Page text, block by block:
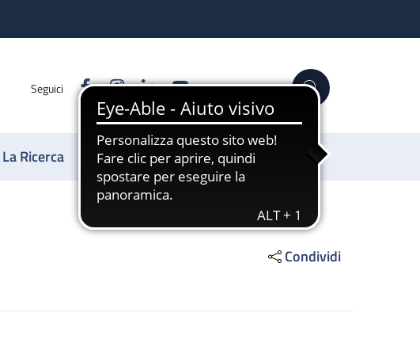
Seguici FacebookInstagram
LinkedinYouTube Cerca
La Ricerca Sostienici
Condividi